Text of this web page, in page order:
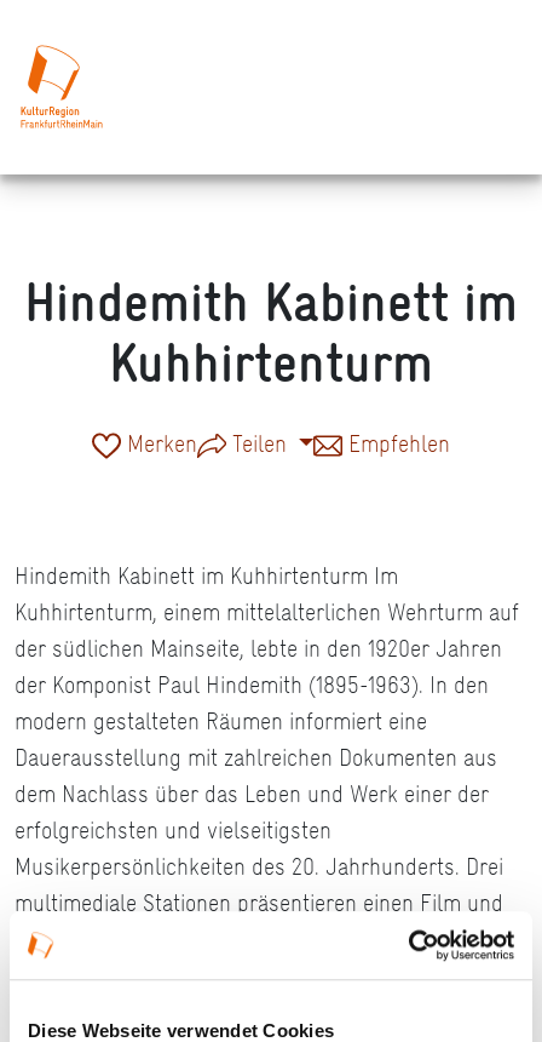
Diese Webseite verwendet Cookies
Hindemith Kabinett im
Kuhhirtenturm
Merken Teilen Empfehlen
Hindemith Kabinett im Kuhhirtenturm Im
Kuhhirtenturm, einem mittelalterlichen Wehrturm auf
der südlichen Mainseite, lebte in den 1920er Jahren
der Komponist Paul Hindemith (1895-1963). In den
modern gestalteten Räumen informiert eine
Dauerausstellung mit zahlreichen Dokumenten aus
dem Nachlass über das Leben und Werk einer der
erfolgreichsten und vielseitigsten
Musikerpersönlichkeiten des 20. Jahrhunderts. Drei
multimediale Stationen präsentieren einen Film und
historische Klangdokumente. Im Dachgeschoss, dem
früheren Musikzimmer des Komponisten, finden